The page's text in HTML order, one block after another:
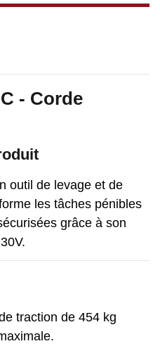
- Corde
outil de levage et de
les tâches pénibles
grâce à son
traction de 454 kg